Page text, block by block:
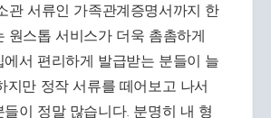
관 서류인 가족관계증명서까지 한
원스톱 서비스가 더욱 촘촘하게
에서 편리하게 발급받는 분들이 늘
지만 정작 서류를 떼어보고 나서
이 정말 많습니다. 분명히 내 형